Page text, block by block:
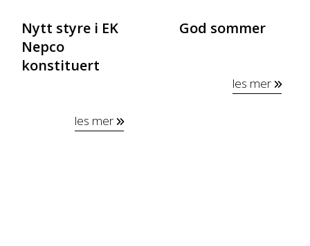
Nytt styre i EK
Nepco
konstituert
les mer
God sommer
les mer